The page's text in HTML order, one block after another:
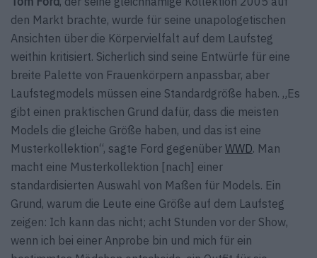
den Markt brachte, wurde für seine unapologetischen
Ansichten über die Körpervielfalt auf dem Laufsteg
weithin kritisiert. Sicherlich sind seine Entwürfe für eine
breite Palette von Frauenkörpern anpassbar, aber
Laufstegmodels müssen eine Standardgröße haben. „Es
gibt einen praktischen Grund dafür, dass die meisten
Models die gleiche Größe haben, und das ist eine
Musterkollektion“, sagte Ford gegenüber WWD. Man
macht eine Musterkollektion [nach] einer
standardisierten Auswahl von Maßen für Models. Ein
Grund, warum die Leute eine Größe auf dem Laufsteg
zeigen: Ich kann das nicht; acht Stunden vor der Show,
wenn ich bei einer Anprobe bin und mich für ein